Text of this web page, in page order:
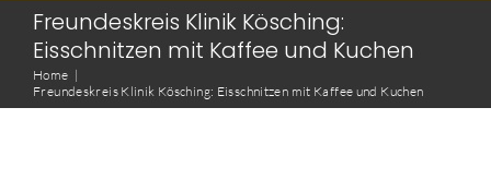
Start
Aktuelles
Freundeskreis Klinik Kösching:
Eisschnitzen mit Kaffee und Kuchen
Home
Freundeskreis Klinik Kösching: Eisschnitzen mit Kaffee und Kuchen